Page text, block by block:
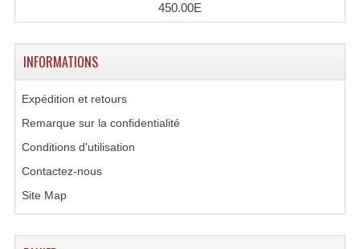
Lasers D'extérieur Multi-Points
Effets Lumineux À Leds
Effets Lumineux, Centre De Piste
Electronique Commande Light
Chenillards Modulateurs
450.00E
INFORMATIONS
Expédition et retours
Remarque sur la confidentialité
Conditions d'utilisation
Contactez-nous
Site Map